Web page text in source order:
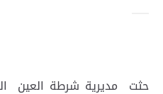
حثت مديرية شرطة العين